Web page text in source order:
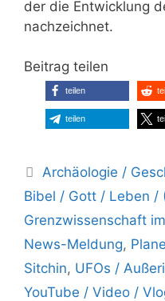
der die Entwicklung
nachzeichnet.
Beitrag teilen
teilen
teilen
Kategorien
Archäologie /
Bibel / Gott / Leben /
Grenzwissenschaft
News-Meldung,
Sitchin, UFOs /
YouTube / Video /